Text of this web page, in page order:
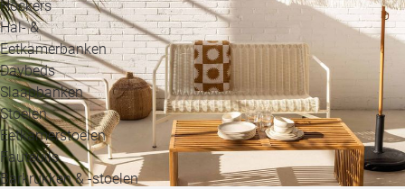
Hockers
Hal- &
Eetkamerbanken
Daybeds
Slaapbanken
Stoelen
Eetkamerstoelen
Fauteuils
Barkrukken & -stoelen